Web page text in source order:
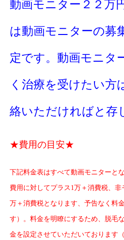
動画モニター２２万
は動画モニターの募
定です。動画モニタ
く治療を受けたい方
絡いただければと存
★費用の目安★
下記料金表はすべて動画モニターと
費用に対してプラス 1万＋消費税、非
万＋消費税となります、予告なく料
す）。料金を明瞭にするため、脱毛
金を設定させていただいております